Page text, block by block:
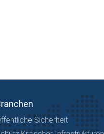
Sicherheit